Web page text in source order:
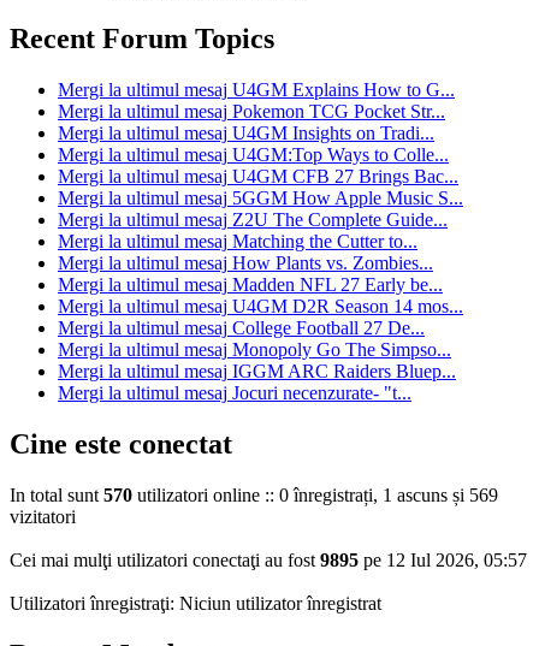
Recent Forum Topics
Mergi la ultimul mesaj U4GM Explains How to G...
Mergi la ultimul mesaj Pokemon TCG Pocket Str...
Mergi la ultimul mesaj U4GM Insights on Tradi...
Mergi la ultimul mesaj U4GM:Top Ways to Colle...
Mergi la ultimul mesaj U4GM CFB 27 Brings Bac...
Mergi la ultimul mesaj 5GGM How Apple Music S...
Mergi la ultimul mesaj Z2U The Complete Guide...
Mergi la ultimul mesaj Matching the Cutter to...
Mergi la ultimul mesaj How Plants vs. Zombies...
Mergi la ultimul mesaj Madden NFL 27 Early be...
Mergi la ultimul mesaj U4GM D2R Season 14 mos...
Mergi la ultimul mesaj College Football 27 De...
Mergi la ultimul mesaj Monopoly Go The Simpso...
Mergi la ultimul mesaj IGGM ARC Raiders Bluep...
Mergi la ultimul mesaj Jocuri necenzurate- "t...
Cine este conectat
In total sunt 570 utilizatori online :: 0 înregistrați, 1 ascuns și 569
vizitatori
Cei mai mulţi utilizatori conectaţi au fost 9895 pe 12 Iul 2026, 05:57
Utilizatori înregistraţi: Niciun utilizator înregistrat